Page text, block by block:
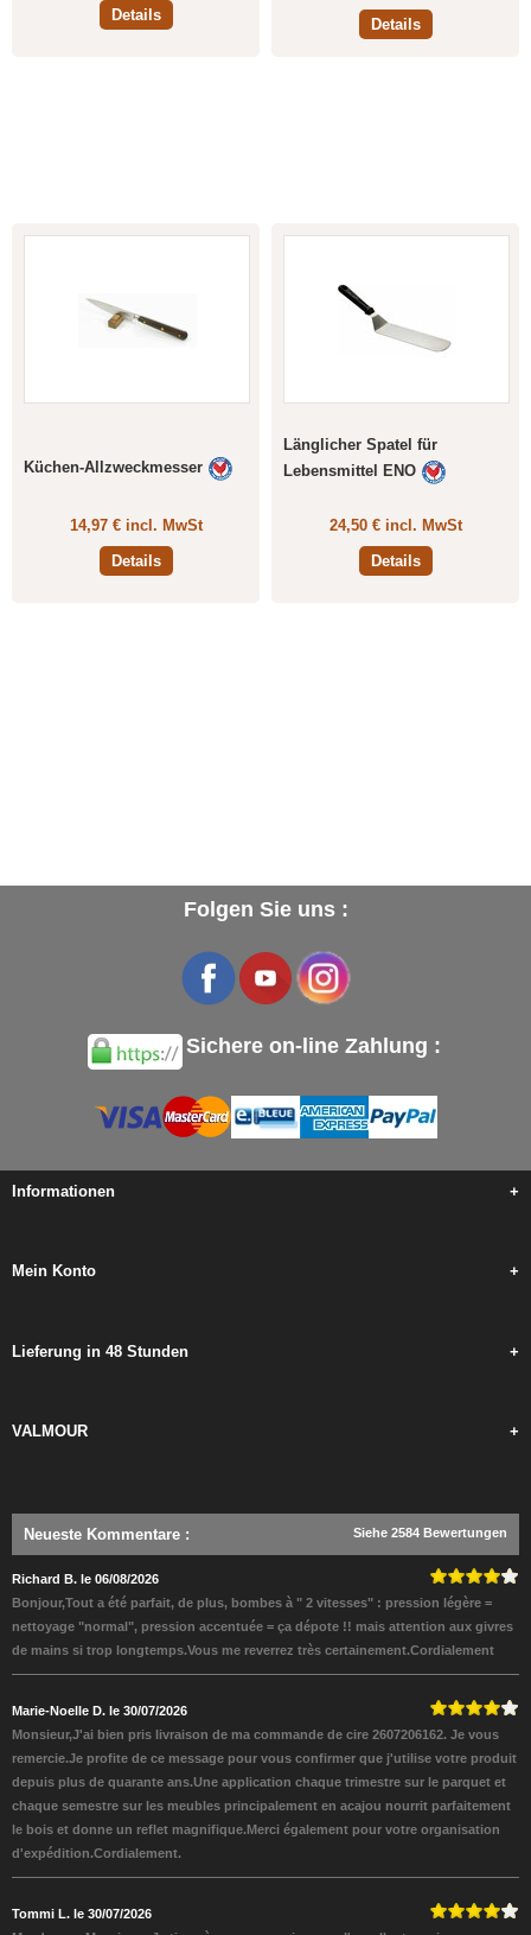
Details
Details
Küchen-Allzweckmesser
14,97 € incl. MwSt
Details
Länglicher Spatel für
Lebensmittel ENO
24,50 € incl. MwSt
Details
Folgen Sie uns :
Sichere on-line Zahlung :
Informationen +
Mein Konto +
Lieferung in 48 Stunden +
VALMOUR +
Neueste Kommentare : Siehe 2584 Bewertungen
Richard B. le 06/08/2026
Bonjour,Tout a été parfait, de plus, bombes à " 2 vitesses" : pression légère =
nettoyage "normal", pression accentuée = ça dépote !! mais attention aux givres
de mains si trop longtemps.Vous me reverrez très certainement.Cordialement
Marie-Noelle D. le 30/07/2026
Monsieur,J'ai bien pris livraison de ma commande de cire 2607206162. Je vous
remercie.Je profite de ce message pour vous confirmer que j'utilise votre produit
depuis plus de quarante ans.Une application chaque trimestre sur le parquet et
chaque semestre sur les meubles principalement en acajou nourrit parfaitement
le bois et donne un reflet magnifique.Merci également pour votre organisation
d'expédition.Cordialement.
Tommi L. le 30/07/2026